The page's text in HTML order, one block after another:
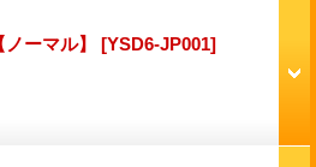
ーマル】 [YSD6-JP001]